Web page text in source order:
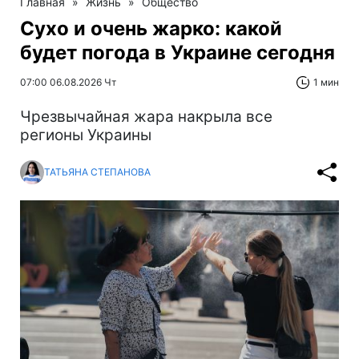
Сухо и очень жарко: какой
будет погода в Украине сегодня
07:00 06.08.2026 Чт 1 мин
Чрезвычайная жара накрыла все
регионы Украины
ТАТЬЯНА СТЕПАНОВА